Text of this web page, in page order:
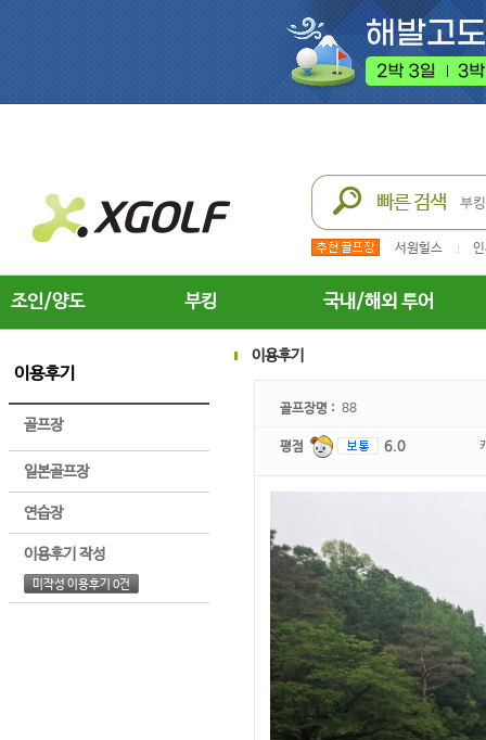
서원힐스
조인/양도 부킹 국내/해외 투어
이용후기
골프장
일본골프장
연습장
이용후기 작성
미작성 이용후기 0건
이용후기
골프장명 : 88
평점 6.0